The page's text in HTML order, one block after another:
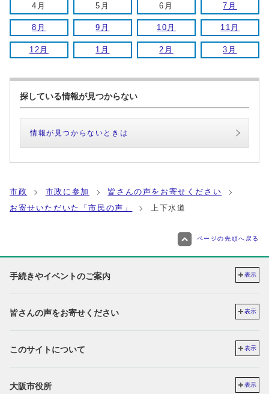
4月 5月 6月 7月
8月 9月 10月 11月
12月 1月 2月 3月
探している情報が見つからない
情報が見つからないときは
市政 市政に参加
皆さんの声をお寄せください
お寄せいただいた「市民の声」
上下水道
ページの先頭へ戻る
手続きやイベントのご案内 表示
皆さんの声をお寄せください 表示
このサイトについて 表示
大阪市役所 表示